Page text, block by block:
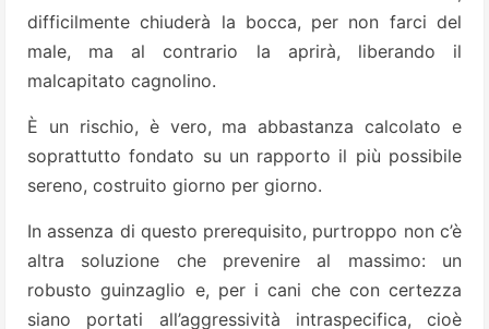
difficilmente chiuderà la bocca, per non farci del
male, ma al contrario la aprirà, liberando il
malcapitato cagnolino.
È un rischio, è vero, ma abbastanza calcolato e
soprattutto fondato su un rapporto il più possibile
sereno, costruito giorno per giorno.
In assenza di questo prerequisito, purtroppo non c’è
altra soluzione che prevenire al massimo: un
robusto guinzaglio e, per i cani che con certezza
siano portati all’aggressività intraspecifica, cioè